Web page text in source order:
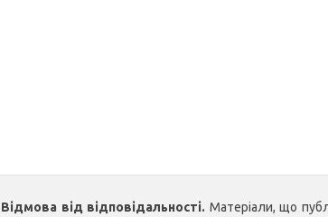
Відмова від відповідальності. Матеріали, що